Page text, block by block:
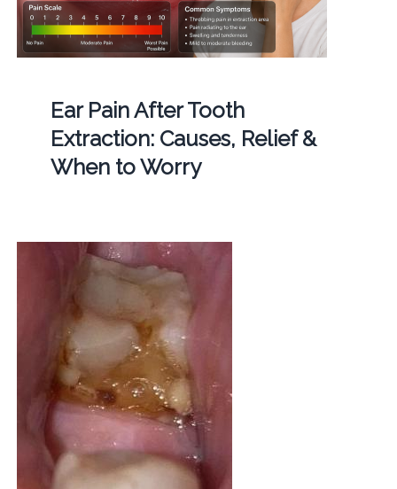
Ear Pain After Tooth
Extraction: Causes, Relief &
When to Worry